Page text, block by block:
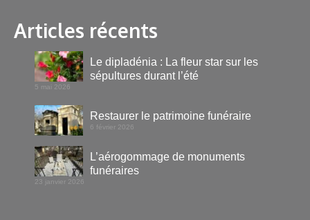
Articles récents
Le dipladénia : La fleur star sur les
sépultures durant l’été
5 mai 2026
Restaurer le patrimoine funéraire
6 février 2026
L’aérogommage de monuments
funéraires
23 janvier 2026